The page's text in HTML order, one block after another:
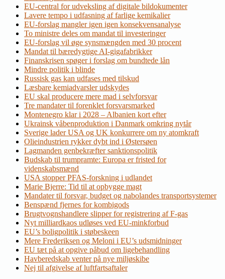
EU-central for udveksling af digitale bildokumenter
Lavere tempo i udfasning af farlige kemikalier
EU-forslag mangler igen igen konsekvensanalyse
To ministre deles om mandat til investeringer
EU-forslag vil øge synsmængden med 30 procent
Mandat til bæredygtige AI-gigafabrikker
Finanskrisen spøger i forslag om bundtede lån
Mindre politik i blinde
Russisk gas kan udfases med tilskud
Læsbare kemiadvarsler udskydes
EU skal producere mere mad i selvforsvar
Tre mandater til forenklet forsvarsmarked
Montenegro klar i 2028 – Albanien kort efter
Ukrainsk våbenproduktion i Danmark omkring nytår
Sverige lader USA og UK konkurrere om ny atomkraft
Olieindustrien rykker dybt ind i Østersøen
Lagmanden genbekræfter sanktionspolitik
Budskab til trumpramte: Europa er fristed for
videnskabsmænd
USA stopper PFAS-forskning i udlandet
Marie Bjerre: Tid til at opbygge magt
Mandater til forsvar, budget og nabolandes transportsystemer
Benspænd fjernes for kombigods
Brugtvognshandlere slipper for registrering af F-gas
Nyt milliardkaos udløses ved EU-minkforbud
EU’s boligpolitik i støbeskeen
Mere Frederiksen og Meloni i EU’s udsmidninger
EU tæt på at opgive påbud om ligebehandling
Havberedskab venter på nye miljøskibe
Nej til afgivelse af luftfartsaftaler